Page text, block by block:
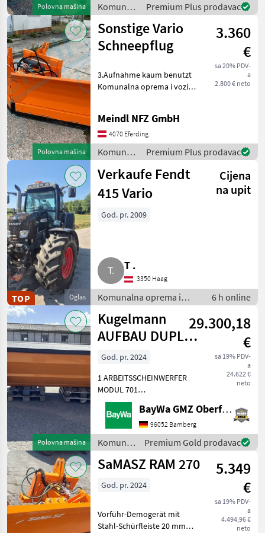
Polovna mašina
Komunalna
oprema i
vozila /
Sonstige
Premium Plus prodavac
Polovna mašina
Sonstige Vario
Schneepflug
3.360
€
sa 20% PDV-
a
2.800 € neto
3.Aufnahme kaum benutzt
Komunalna oprema i vozila
Meindl NFZ GmbH
4070 Eferding
Komunalna
oprema i
vozila /
Sonstige
Premium Plus prodavac
Oglas
TOP
Verkaufe Fendt
415 Vario
Cijena
na upit
God. pr. 2009
T .
3350 Haag
Komunalna oprema i
vozila / Komunalna vozila
6 h online
Polovna mašina
Kugelmann
AUFBAU DUPLEX
3,2 M³
29.300,18
€
sa 19% PDV-
a
24.622 €
neto
God. pr. 2024
1 ARBEITSSCHEINWERFER
MODUL 701
AUFSTIEGSLEITER A
DUPLEX VA1 ELEKTRISCHE
STREUBILDVERSTELLUNG
(ESB)1 ELEKTRISCHE
STREUKONTROLLE (ESK)1
ERSTMONTAGE AM
FAHRZEUG1 KUPPL
BayWa GMZ Oberfranken
96052 Bamberg
Komunalna
oprema i
vozila /
Premium Gold prodavac
SaMASZ RAM 270
5.349
€
sa 19% PDV-
a
4.494,96 €
neto
God. pr. 2024
Vorführ-Demogerät mit
Stahl-Schürfleiste 20 mm